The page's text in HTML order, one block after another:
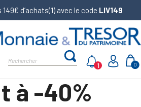
149€ d’achats(1) avec le code LIV149
0
1
à -40%